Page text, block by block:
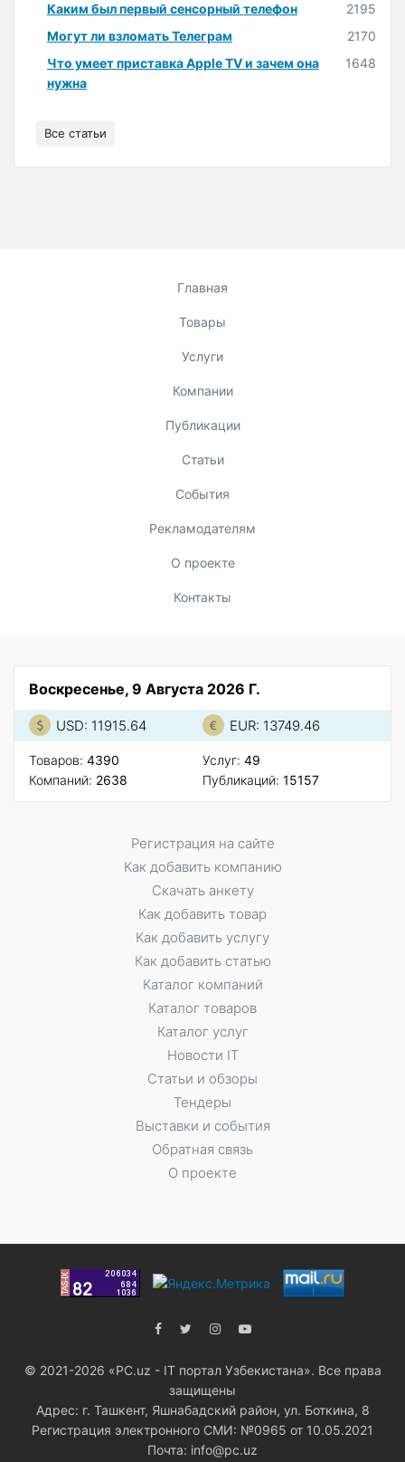
Каким был первый сенсорный телефон
2195
Могут ли взломать Телеграм
2170
Что умеет приставка Apple TV и зачем она
нужна
1648
Все статьи
Главная
Товары
Услуги
Компании
Публикации
Статьи
События
Рекламодателям
О проекте
Контакты
Воскресенье, 9 Августа 2026 Г.
USD: 11915.64 EUR: 13749.46
Товаров: 4390
Компаний: 2638
Услуг: 49
Публикаций: 15157
Регистрация на сайте
Как добавить компанию
Скачать анкету
Как добавить товар
Как добавить услугу
Как добавить статью
Каталог компаний
Каталог товаров
Каталог услуг
Новости IT
Статьи и обзоры
Тендеры
Выставки и события
Обратная связь
О проекте
© 2021-2026 «PC.uz - IT портал Узбекистана». Все права
защищены
Адрес: г. Ташкент, Яшнабадский район, ул. Боткина, 8
Регистрация электронного СМИ: №0965 от 10.05.2021
Почта: info@pc.uz